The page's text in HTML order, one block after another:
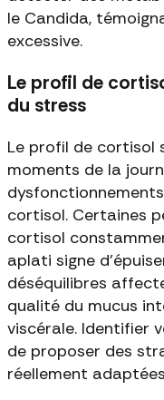
le Candida,
excessive.
Le profil de
du stress
Le profil de cortisol
moments de la
cortisol. Certaines
cortisol
aplati signe
déséquilibres
qualité du mucus
viscérale. Identifier
de proposer des
réellement